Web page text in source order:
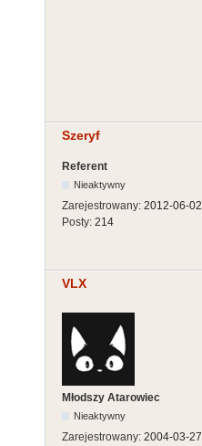
Szeryf
Referent
Nieaktywny
Zarejestrowany: 2012-06-02
Posty: 214
VLX
Młodszy Atarowiec
Nieaktywny
Zarejestrowany: 2004-03-27